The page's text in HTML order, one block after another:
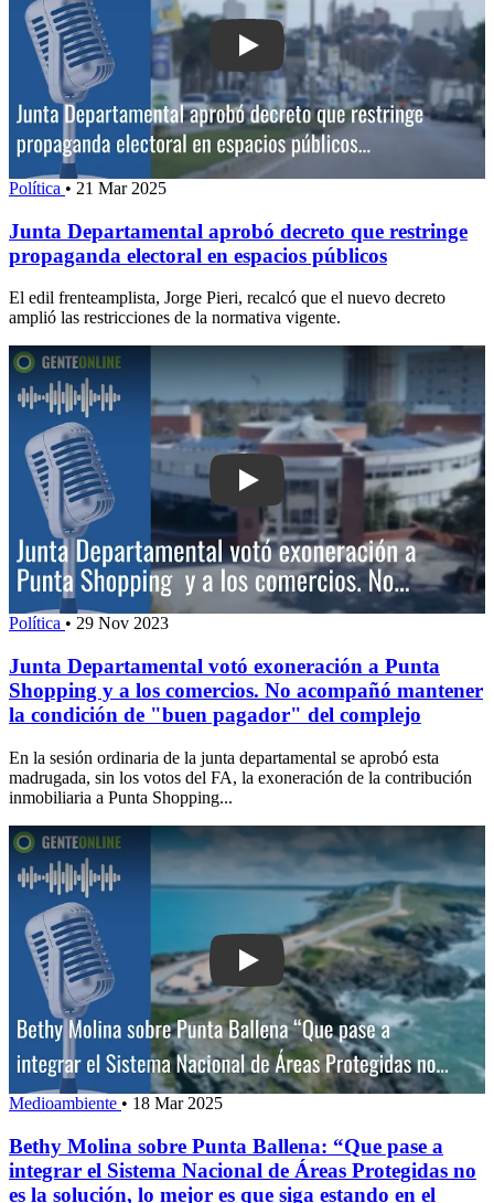
Play: Junta Departamental aprobó
Política • 21 Mar 2025
Junta Departamental aprobó decreto que restringe
propaganda electoral en espacios públicos
El edil frenteamplista, Jorge Pieri, recalcó que el nuevo decreto
amplió las restricciones de la normativa vigente.
Política • 29 Nov 2023
Junta Departamental votó exoneración a Punta
Shopping y a los comercios. No acompañó mantener
la condición de "buen pagador" del complejo
En la sesión ordinaria de la junta departamental se aprobó esta
madrugada, sin los votos del FA, la exoneración de la contribución
inmobiliaria a Punta Shopping...
Play: Bethy Molina sobre Punta
Medioambiente • 18 Mar 2025
Bethy Molina sobre Punta Ballena: “Que pase a
integrar el Sistema Nacional de Áreas Protegidas no
es la solución, lo mejor es que siga estando en el